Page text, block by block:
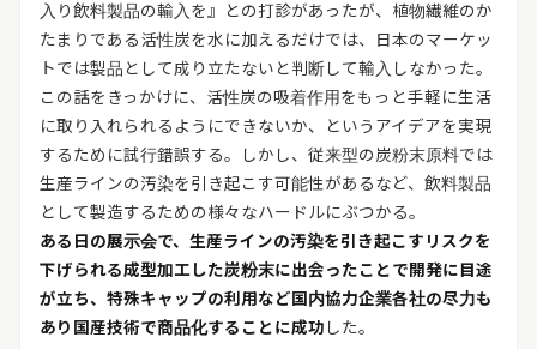
入り飲料製品の輸入を』との打診があったが、植物繊維のか
たまりである活性炭を水に加えるだけでは、日本のマーケッ
トでは製品として成り立たないと判断して輸入しなかった。
この話をきっかけに、活性炭の吸着作用をもっと手軽に生活
に取り入れられるようにできないか、というアイデアを実現
するために試行錯誤する。しかし、従来型の炭粉末原料では
生産ラインの汚染を引き起こす可能性があるなど、飲料製品
として製造するための様々なハードルにぶつかる。
ある日の展示会で、生産ラインの汚染を引き起こすリスクを
下げられる成型加工した炭粉末に出会ったことで開発に目途
が立ち、特殊キャップの利用など国内協力企業各社の尽力も
あり国産技術で商品化することに成功 した。